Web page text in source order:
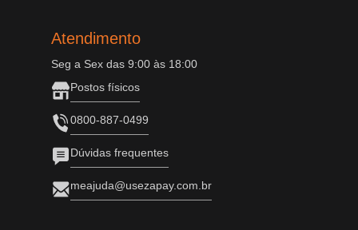
Atendimento
Seg a Sex das 9:00 às 18:00
Postos físicos
0800-887-0499
Dúvidas frequentes
meajuda@usezapay.com.br